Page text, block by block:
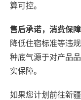
算可控。
售后承诺，消费保障
降低住宿标准等违
种底气源于对产品
实保障。
如果您计划前往新